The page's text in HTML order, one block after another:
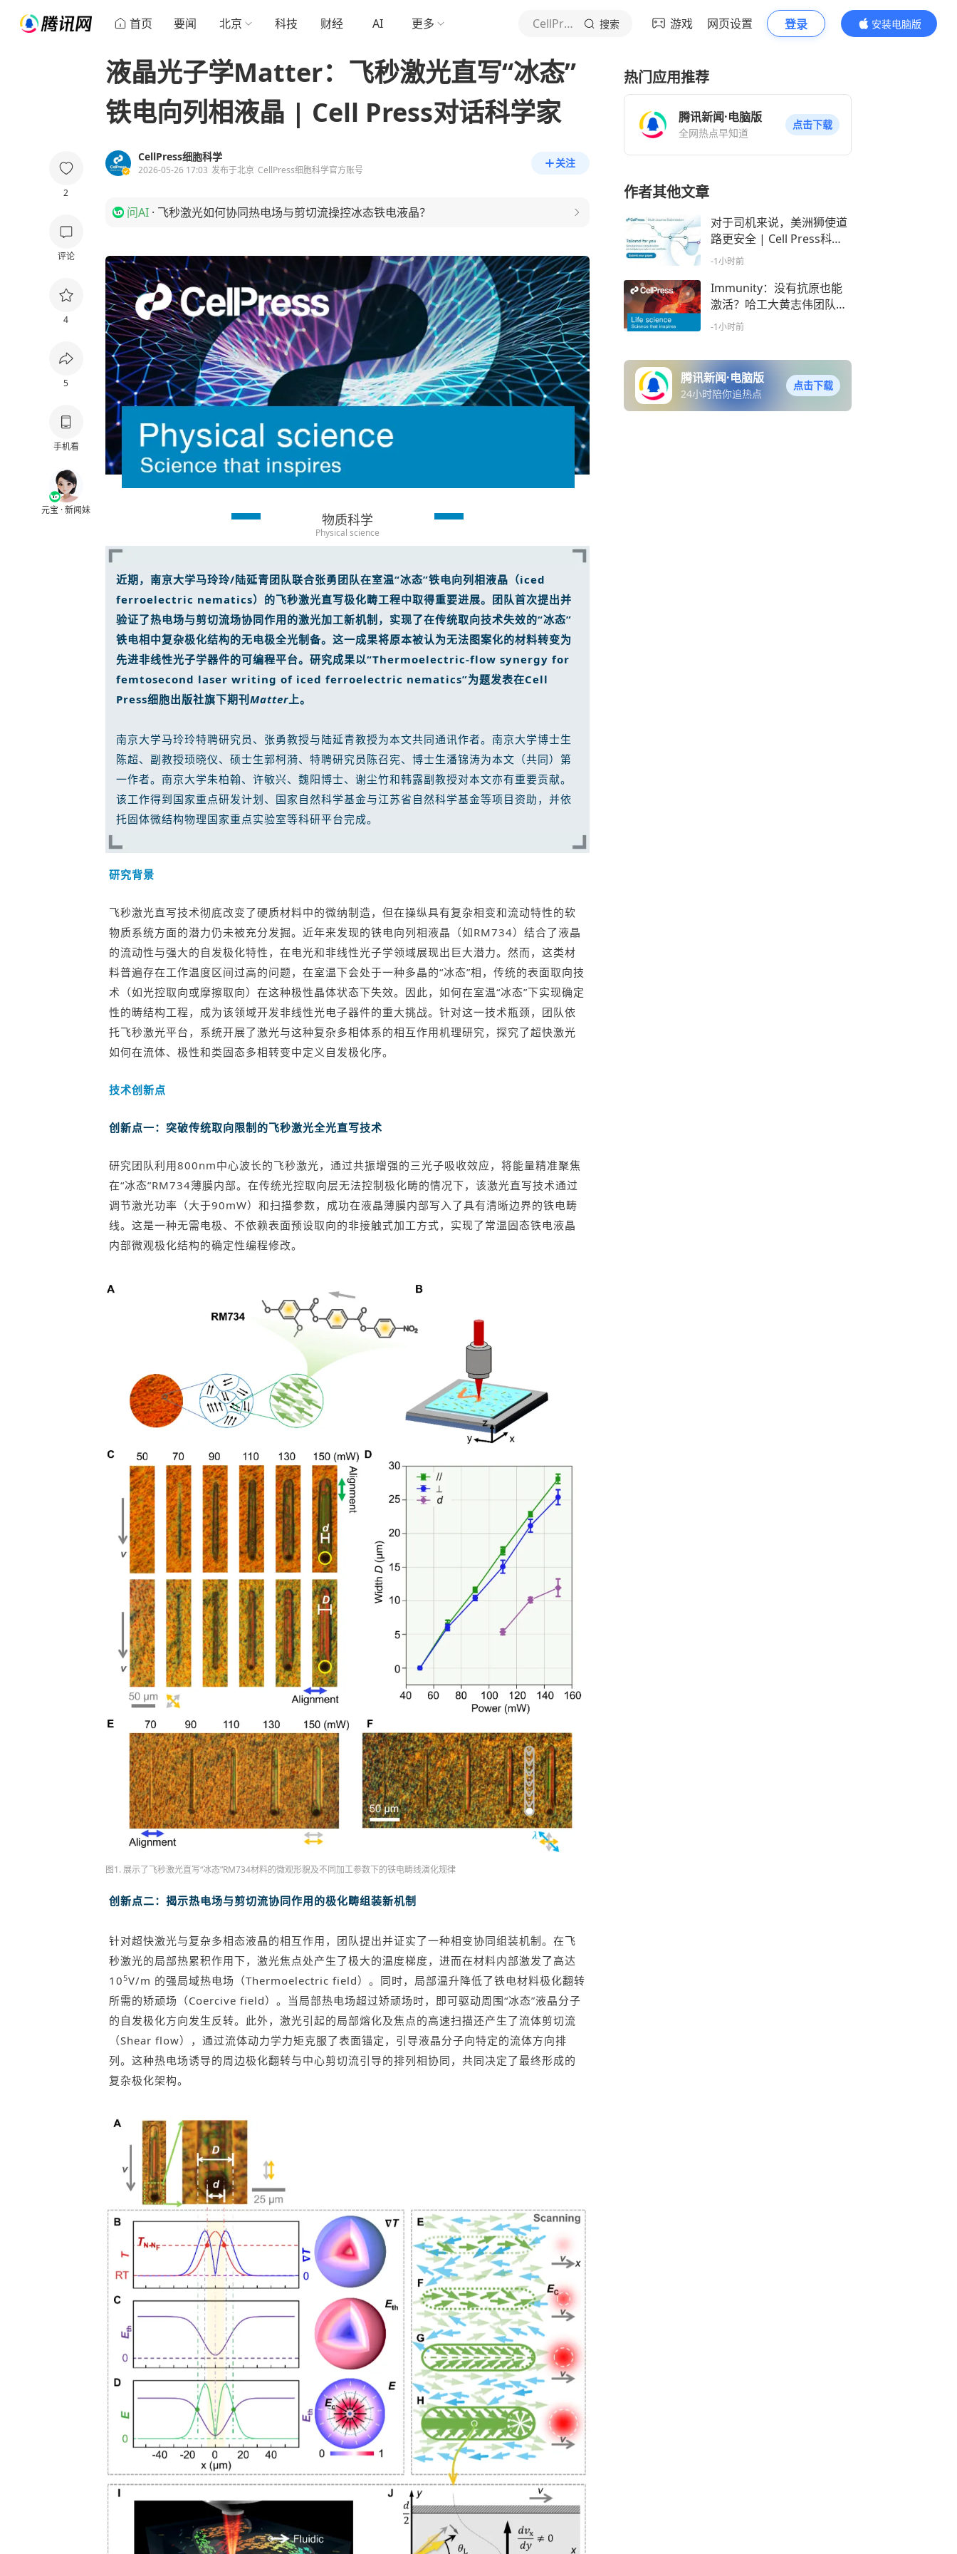
首页 要闻 北京 科技 财经 AI 更多 CellPress细胞科学 搜索 游戏 网页设置 登录
安装电脑版
内容更精彩
2
评论
4
5
手机看
元宝 · 新闻妹
液晶光子学Matter：飞秒激光直写“冰态”
铁电向列相液晶 | Cell Press对话科学家
CellPress细胞科学
2026-05-26 17:03 发布于北京 CellPress细胞科学官方账号
关注
问AI · 飞秒激光如何协同热电场与剪切流操控冰态铁电液晶？
物质科学
Physical science
近期，南京大学马玲玲/陆延青团队联合张勇团队在室温“冰态”铁电向列相液晶（iced
ferroelectric nematics）的飞秒激光直写极化畴工程中取得重要进展。团队首次提出并
验证了热电场与剪切流场协同作用的激光加工新机制，实现了在传统取向技术失效的“冰态”
铁电相中复杂极化结构的无电极全光制备。这一成果将原本被认为无法图案化的材料转变为
先进非线性光子学器件的可编程平台。 研究成果以“Thermoelectric-flow synergy for
femtosecond laser writing of iced ferroelectric nematics”为题发表在Cell
Press细胞出版社旗下期刊 Matter上。
南京大学马玲玲特聘研究员、张勇教授与陆延青教授为本文共同通讯作者。南京大学博士生
陈超、副教授顼晓仪、硕士生郭柯漪、特聘研究员陈召宪、博士生潘锦涛为本文（共同）第
一作者。南京大学朱柏翰、许敏兴、魏阳博士、谢尘竹和韩露副教授对本文亦有重要贡献。
该工作得到国家重点研发计划、国家自然科学基金与江苏省自然科学基金等项目资助，并依
托固体微结构物理国家重点实验室等科研平台完成。
研究背景
飞秒激光直写技术彻底改变了硬质材料中的微纳制造，但在操纵具有复杂相变和流动特性的软
物质系统方面的潜力仍未被充分发掘。近年来发现的铁电向列相液晶（如RM734）结合了液晶
的流动性与强大的自发极化特性，在电光和非线性光子学领域展现出巨大潜力。然而，这类材
料普遍存在工作温度区间过高的问题，在室温下会处于一种多晶的“冰态”相，传统的表面取向技
术（如光控取向或摩擦取向）在这种极性晶体状态下失效。因此，如何在室温“冰态”下实现确定
性的畴结构工程，成为该领域开发非线性光电子器件的重大挑战。针对这一技术瓶颈，团队依
托飞秒激光平台，系统开展了激光与这种复杂多相体系的相互作用机理研究，探究了超快激光
如何在流体、极性和类固态多相转变中定义自发极化序。
技术创新点
创新点一：突破传统取向限制的飞秒激光全光直写技术
研究团队利用800nm中心波长的飞秒激光，通过共振增强的三光子吸收效应，将能量精准聚焦
在“冰态”RM734薄膜内部。在传统光控取向层无法控制极化畴的情况下，该激光直写技术通过
调节激光功率（大于90mW）和扫描参数，成功在液晶薄膜内部写入了具有清晰边界的铁电畴
线。这是一种无需电极、不依赖表面预设取向的非接触式加工方式，实现了常温固态铁电液晶
内部微观极化结构的确定性编程修改。
图1. 展示了飞秒激光直写“冰态”RM734材料的微观形貌及不同加工参数下的铁电畴线演化规律
创新点二：揭示热电场与剪切流协同作用的极化畴组装新机制
针对超快激光与复杂多相态液晶的相互作用，团队提出并证实了一种相变协同组装机制。在飞
秒激光的局部热累积作用下，激光焦点处产生了极大的温度梯度，进而在材料内部激发了高达
10 5V/m 的强局域热电场（Thermoelectric field）。同时，局部温升降低了铁电材料极化翻转
所需的矫顽场（Coercive field）。当局部热电场超过矫顽场时，即可驱动周围“冰态”液晶分子
的自发极化方向发生反转。此外，激光引起的局部熔化及焦点的高速扫描还产生了流体剪切流
（Shear flow），通过流体动力学力矩克服了表面锚定，引导液晶分子向特定的流体方向排
列。这种热电场诱导的周边极化翻转与中心剪切流引导的排列相协同，共同决定了最终形成的
复杂极化架构。
热门应用推荐
腾讯新闻·电脑版
全网热点早知道
点击下载
作者其他文章
对于司机来说，美洲狮使道
路更安全 | Cell Press科学
新闻
-1小时前
Immunity：没有抗原也能
激活？哈工大黄志伟团队揭
示BTNL3-BTNL8复合物激活
-1小时前
腾讯新闻·电脑版
24小时陪你追热点
点击下载